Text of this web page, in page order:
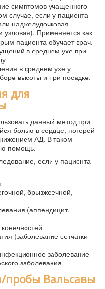
симптомов учащенного
случае, если у пациента
наджелудочковая
узловая). Применяется как
пациента обучает врач.
в среднем ухе при
в среднем ухе у
высоты и при посадке.
для
данный метод при
болью в сердце, потерей
АД. В таком
помощь.
если у пациента
брызжеечной,
(аппендицит,
(заболевание сетчатки
заболевание
заболевания
пробы Вальсавы